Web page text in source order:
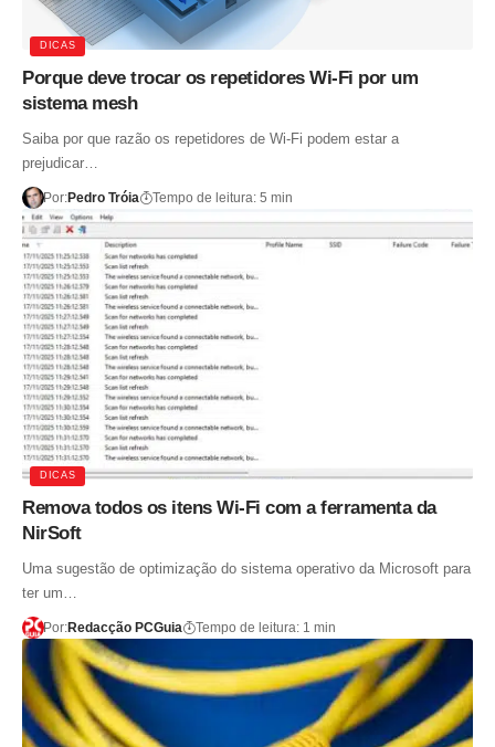
DICAS
Porque deve trocar os repetidores Wi-Fi por um
sistema mesh
Saiba por que razão os repetidores de Wi-Fi podem estar a
prejudicar…
Por:Pedro Tróia Tempo de leitura: 5 min
DICAS
Remova todos os itens Wi-Fi com a ferramenta da
NirSoft
Uma sugestão de optimização do sistema operativo da Microsoft para
ter um…
Por:Redacção PCGuia Tempo de leitura: 1 min